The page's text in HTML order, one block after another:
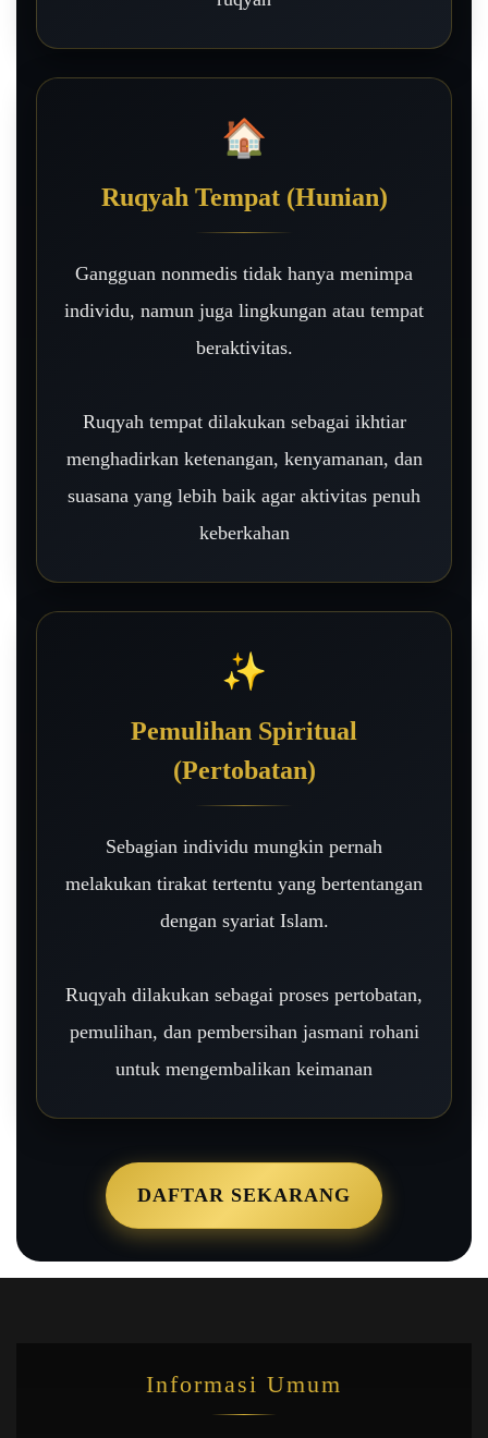
🏠
Ruqyah Tempat (Hunian)
Gangguan nonmedis tidak hanya menimpa
individu, namun juga lingkungan atau tempat
beraktivitas.
Ruqyah tempat dilakukan sebagai ikhtiar
menghadirkan ketenangan, kenyamanan, dan
suasana yang lebih baik agar aktivitas penuh
keberkahan
✨
Pemulihan Spiritual
(Pertobatan)
Sebagian individu mungkin pernah
melakukan tirakat tertentu yang bertentangan
dengan syariat Islam.
Ruqyah dilakukan sebagai proses pertobatan,
pemulihan, dan pembersihan jasmani rohani
untuk mengembalikan keimanan
DAFTAR SEKARANG
Informasi Umum